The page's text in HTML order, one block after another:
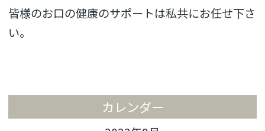
皆様のお口の健康のサポートは私共にお任せ下さ
い。
カレンダー